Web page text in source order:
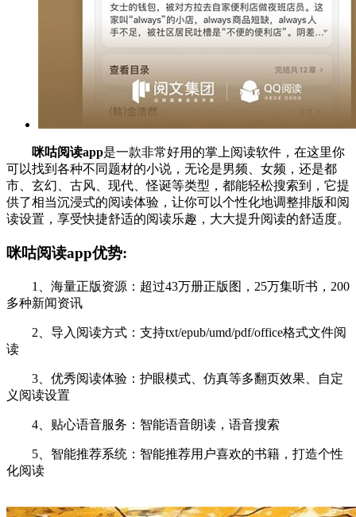
咪咕阅读app是一款非常好用的掌上阅读软件，在这里你
可以找到各种不同题材的小说，无论是男频、女频，还是都
市、玄幻、古风、现代、怪诞等类型，都能轻松搜索到，它提
供了相当沉浸式的阅读体验，让你可以个性化地调整排版和阅
读设置，享受快捷舒适的阅读乐趣，大大提升阅读的舒适度。
咪咕阅读app优势:
1、海量正版资源：超过43万册正版图，25万集听书，200
多种新闻资讯
2、导入阅读方式：支持txt/epub/umd/pdf/office格式文件阅
读
3、优秀阅读体验：护眼模式、仿真等多翻页效果、自定
义阅读设置
4、贴心语音服务：智能语音朗读，语音搜索
5、智能推荐系统：智能推荐用户喜欢的书籍，打造个性
化阅读